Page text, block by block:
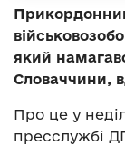
який
Словаччини,
Про це у
пресслужбі